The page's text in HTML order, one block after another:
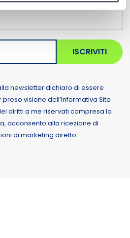
ISCRIVITI
newsletter dichiaro di essere
visione dell’Informativa Sito
diritti a me riservati compresa la
acconsento alla ricezione di
di marketing diretto.